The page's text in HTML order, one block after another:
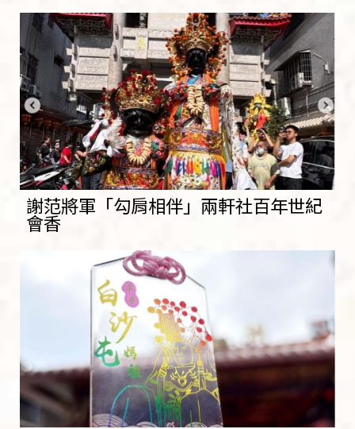
謝范將軍「勾肩相伴」兩軒社百年世紀
會香